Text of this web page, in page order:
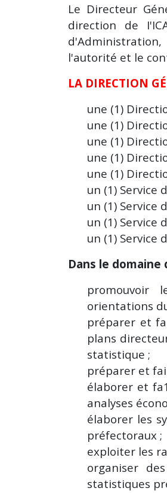
Le Directeur
direction de
l'autorité et le
LA DIRECTION
une (1)
une (1)
une (1)
une (1)
une (1)
un (1) Service
un (1) Service
un (1) Service
un (1) Service
Dans le
promouvoir
orientations
préparer et
plans
statistique ;
préparer et
élaborer et
analyses
élaborer les
préfectoraux ;
exploiter les
organiser
statistiques